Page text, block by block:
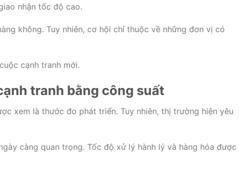
nhận tốc độ cao.
không. Tuy nhiên, cơ hội chỉ thuộc về những đơn vị có
cạnh tranh mới.
tranh bằng công suất
xem là thước đo phát triển. Tuy nhiên, thị trường hiện yêu
càng quan trọng. Tốc độ xử lý hành lý và hàng hóa được